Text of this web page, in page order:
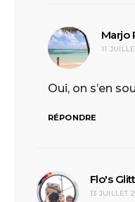
Marjo
11
Oui, on s’en
RÉPONDRE
Flo's
13 JUILLET